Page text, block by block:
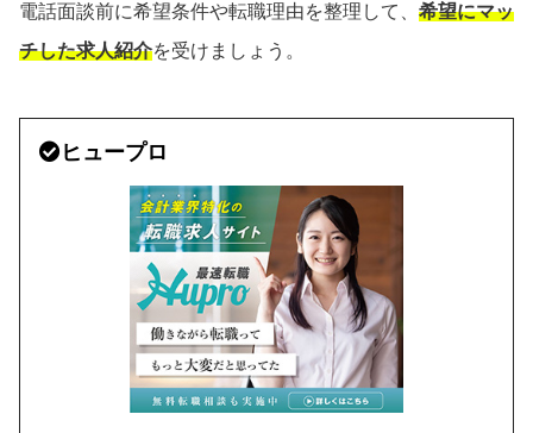
電話面談前に希望条件や転職理由を整理して、 希望にマッ
チした求人紹介を受けましょう。
ヒュープロ